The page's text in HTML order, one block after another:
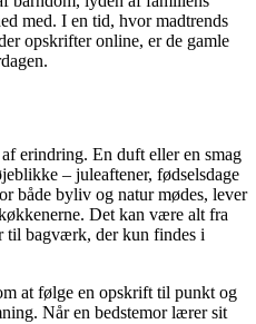
med. I en tid, hvor madtrends
opskrifter online, er de gamle
erindring. En duft eller en smag
– juleaftener, fødselsdage
både byliv og natur mødes, lever
Det kan være alt fra
til bagværk, der kun findes i
at følge en opskrift til punkt og
Når en bedstemor lærer sit